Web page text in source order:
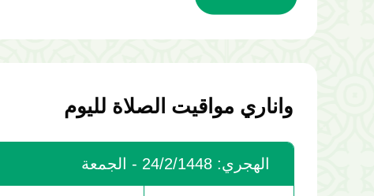
واناري مواقيت الصلاة لليوم
الهجري: 24/2/1448 - الجمعة